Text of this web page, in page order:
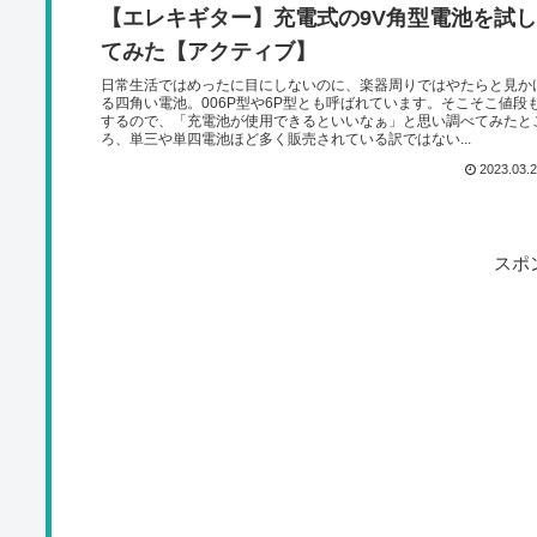
【エレキギター】充電式の9V角型電池を試し
てみた【アクティブ】
日常生活ではめったに目にしないのに、楽器周りではやたらと見か
る四角い電池。006P型や6P型とも呼ばれています。そこそこ値段
するので、「充電池が使用できるといいなぁ」と思い調べてみたと
ろ、単三や単四電池ほど多く販売されている訳ではない...
スポ